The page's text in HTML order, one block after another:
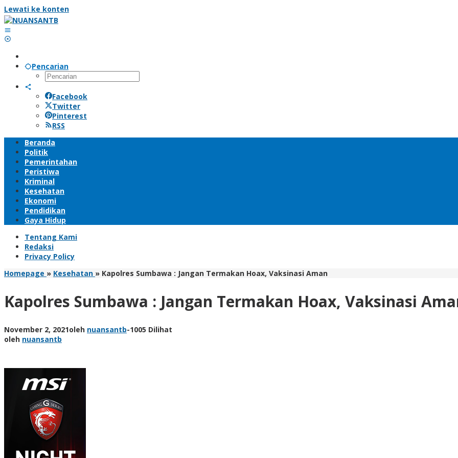
Lewati ke konten
Pencarian
Facebook
Twitter
Pinterest
RSS
Beranda
Politik
Pemerintahan
Peristiwa
Kriminal
Kesehatan
Ekonomi
Pendidikan
Gaya Hidup
Tentang Kami
Redaksi
Privacy Policy
Homepage » Kesehatan » Kapolres Sumbawa : Jangan Termakan Hoax, Vaksinasi Aman
Kapolres Sumbawa : Jangan Termakan Hoax, Vaksinasi
November 2, 2021oleh nuansantb-1005 Dilihat
oleh nuansantb